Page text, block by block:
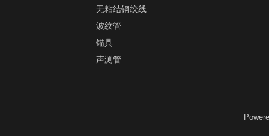
无粘结钢绞线
波纹管
锚具
声测管